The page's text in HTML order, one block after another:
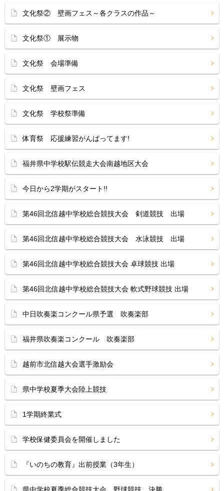
文化祭② 壁画フェス～各クラスの作品～
文化祭① 展示物
文化祭 会場準備
文化祭 壁画フェス
文化祭 学校祭準備
体育祭 応援練習がんばってます!
福井県中学校駅伝競走大会南越地区大会
今日から2学期がスタート!!
第46回北信越中学校総合競技大会 剣道競技 出場
第46回北信越中学校総合競技大会 水泳競技 出場
第46回北信越中学校総合競技大会 卓球競技 出場
第46回北信越中学校総合競技大会 軟式野球競技 出場
中日吹奏楽コンクール県予選 吹奏楽部
福井県吹奏楽コンクール 吹奏楽部
越前市北信越大会選手激励会
県中学校夏季大会陸上競技
1学期終業式
学校保健委員会を開催しました
『いのちの教育』出前授業（3年生）